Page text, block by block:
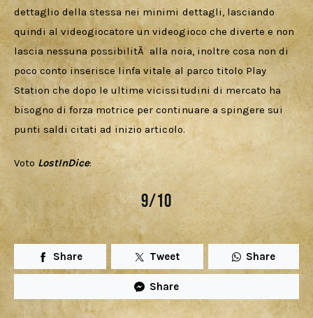
dettaglio della stessa nei minimi dettagli, lasciando
quindi al videogiocatore un videogioco che diverte e non
lascia nessuna possibilitÃ  alla noia, inoltre cosa non di
poco conto inserisce linfa vitale al parco titolo Play
Station che dopo le ultime vicissitudini di mercato ha
bisogno di forza motrice per continuare a spingere sui
punti saldi citati ad inizio articolo.
Voto LostInDice:
9/10
Share Tweet Share
Share